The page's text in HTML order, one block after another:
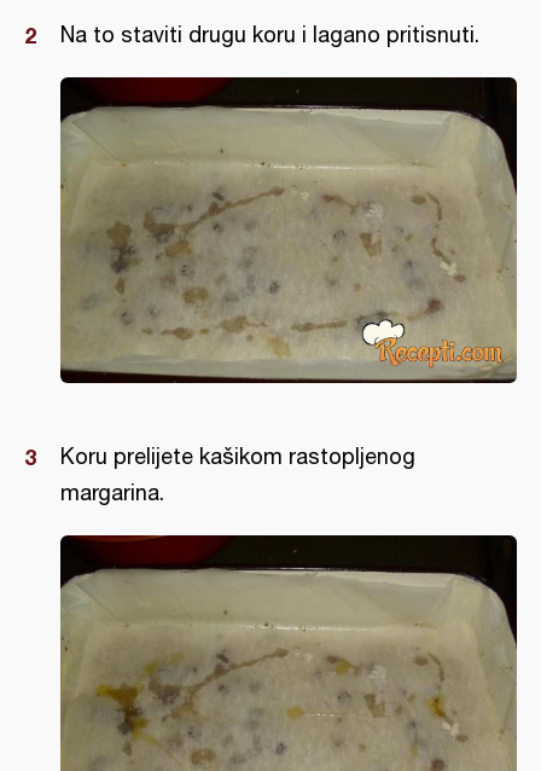
Na to staviti drugu koru i lagano pritisnuti.
Koru prelijete kašikom rastopljenog
margarina.